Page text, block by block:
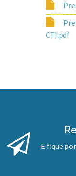
CTI.pdf
E fique